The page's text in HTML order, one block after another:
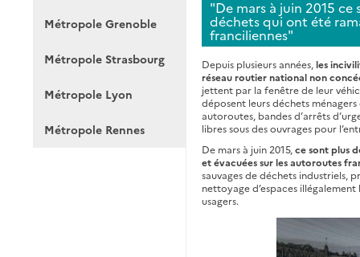
Métropole Grenoble
Métropole Strasbourg
Métropole Lyon
Métropole Rennes
"De mars à juin 2015
déchets qui ont été
franciliennes"
Depuis plusieurs années, les
réseau routier national non
jettent par la fenêtre de leur
déposent leurs déchets
autoroutes, bandes d’arrêts
libres sous des ouvrages pour
De mars à juin 2015, ce sont plus
et évacuées sur les autoroutes
sauvages de déchets industriels,
nettoyage d’espaces
usagers.